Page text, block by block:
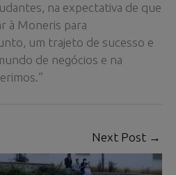
na expectativa de que
à Moneris para
um trajeto de sucesso e
de negócios e na
Next Post →